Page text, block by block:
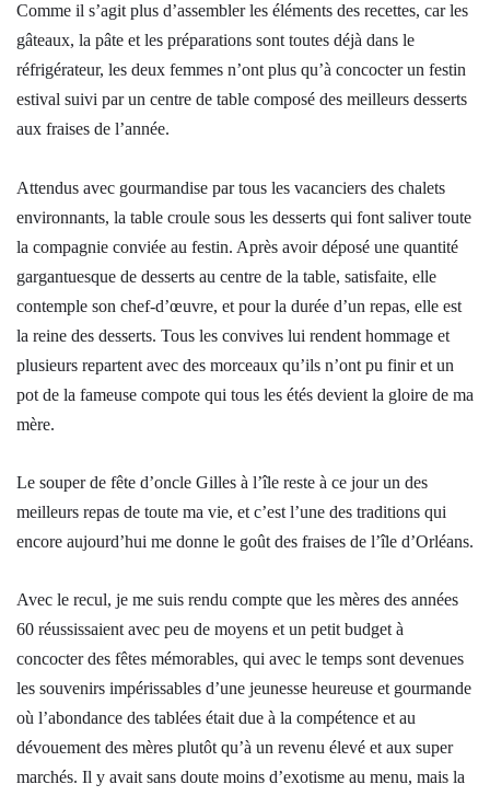
Comme il s’agit plus d’assembler les éléments des recettes, car les
gâteaux, la pâte et les préparations sont toutes déjà dans le
réfrigérateur, les deux femmes n’ont plus qu’à concocter un festin
estival suivi par un centre de table composé des meilleurs desserts
aux fraises de l’année.
Attendus avec gourmandise par tous les vacanciers des chalets
environnants, la table croule sous les desserts qui font saliver toute
la compagnie conviée au festin. Après avoir déposé une quantité
gargantuesque de desserts au centre de la table, satisfaite, elle
contemple son chef-d’œuvre, et pour la durée d’un repas, elle est
la reine des desserts. Tous les convives lui rendent hommage et
plusieurs repartent avec des morceaux qu’ils n’ont pu finir et un
pot de la fameuse compote qui tous les étés devient la gloire de ma
mère.
Le souper de fête d’oncle Gilles à l’île reste à ce jour un des
meilleurs repas de toute ma vie, et c’est l’une des traditions qui
encore aujourd’hui me donne le goût des fraises de l’île d’Orléans.
Avec le recul, je me suis rendu compte que les mères des années
60 réussissaient avec peu de moyens et un petit budget à
concocter des fêtes mémorables, qui avec le temps sont devenues
les souvenirs impérissables d’une jeunesse heureuse et gourmande
où l’abondance des tablées était due à la compétence et au
dévouement des mères plutôt qu’à un revenu élevé et aux super
marchés. Il y avait sans doute moins d’exotisme au menu, mais la